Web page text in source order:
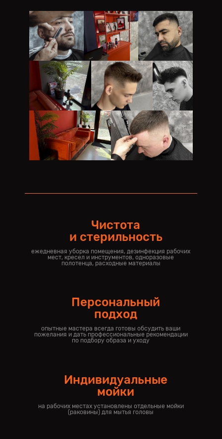
Оформление
и бритьё
бороды
Интерьер
барбершопа
Мужская
стрижка +
Оформление
бороды
Интерьер
барбершопа
Детская
стрижка
"Квифф"
Стрижка
Квифф и
смоки
фейд
Интерьер
барбершопа
Мужская
стрижка
"Кроп"
Чистота
и стерильность
ежедневная уборка помещения, дезинфекция рабочих
мест, кресел и инструментов, одноразовые
полотенца, расходные материалы
Персональный
подход
опытные мастера всегда готовы обсудить ваши
пожелания и дать профессиональные рекомендации
по подбору образа и уходу
Индивидуальные
мойки
на рабочих местах установлены отдельные мойки
(раковины) для мытья головы